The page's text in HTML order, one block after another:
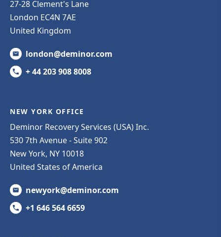
27-28 Clement's Lane
London EC4N 7AE
United Kingdom
london@deminor.com
+ 44 203 908 8008
NEW YORK OFFICE
Deminor Recovery Services (USA) Inc.
530 7th Avenue - Suite 902
New York, NY 10018
United States of America
newyork@deminor.com
+1 646 564 6659